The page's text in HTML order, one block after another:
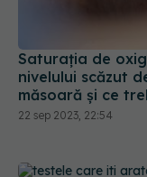
Saturația de
nivelului scăzut
măsoară și ce
mmHG
22 sep 2023, 22:54